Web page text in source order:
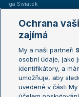
Iga Swiatek
Žebříčky
Žebříček ATP (muži)
Žebříček WTA (ženy)
Sázkařský žebříček
Ochrana
zajímá
My a naši partneři
osobní údaje, jako
identifikátory, a
umožňuje, aby
uvedené v části